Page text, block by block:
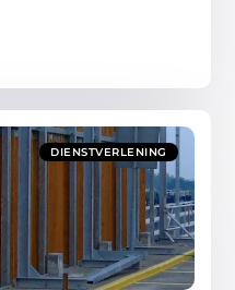
DIENSTVERLENING